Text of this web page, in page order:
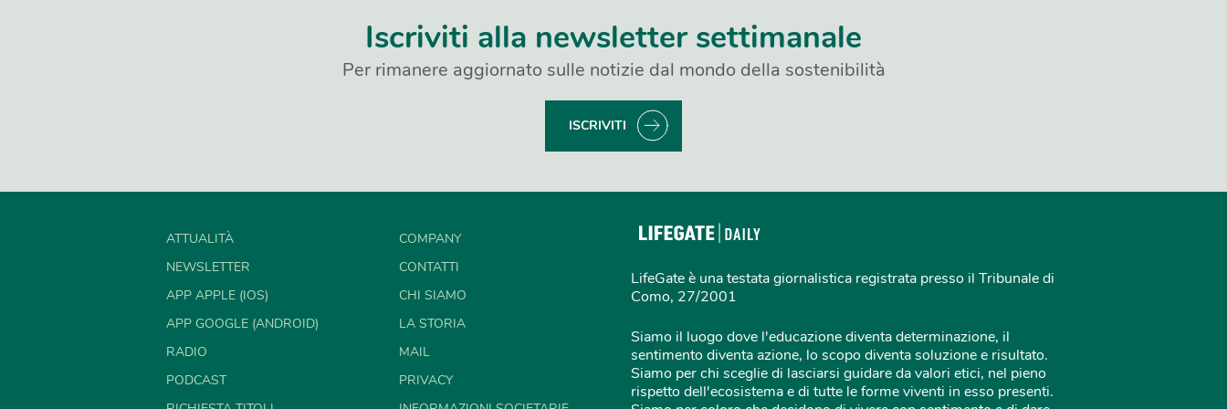
Iscriviti alla newsletter settimanale
Per rimanere aggiornato sulle notizie dal mondo della sostenibilità
ISCRIVITI
ATTUALITÀ
NEWSLETTER
APP APPLE (IOS)
APP GOOGLE (ANDROID)
RADIO
PODCAST
COMPANY
CONTATTI
CHI SIAMO
LA STORIA
MAIL
PRIVACY
LifeGate è una testata giornalistica registrata presso il Tribunale di
Como, 27/2001
Siamo il luogo dove l'educazione diventa determinazione, il
sentimento diventa azione, lo scopo diventa soluzione e risultato.
Siamo per chi sceglie di lasciarsi guidare da valori etici, nel pieno
rispetto dell'ecosistema e di tutte le forme viventi in esso presenti.